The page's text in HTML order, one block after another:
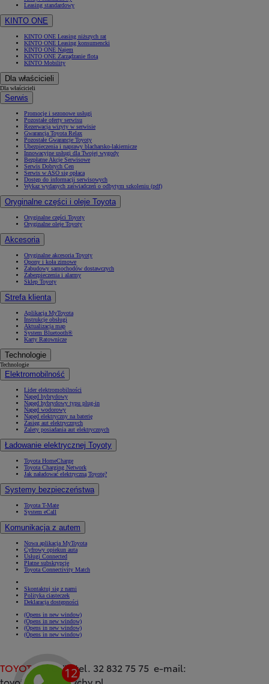
Leasing standardowy
KINTO ONE
KINTO ONE Leasing niższych rat
KINTO ONE Leasing konsumencki
KINTO ONE Najem
KINTO ONE Zarządzanie flotą
KINTO Mobility
Dla właścicieli
Dla właścicieli
Serwis
Promocje i sezonowe usługi
Pozostałe oferty serwisu
Rezerwacja wizyty w serwisie
Gwarancja Toyota Relax
Pozostałe Gwarancje Toyoty
Ubezpieczenia i naprawy blacharsko-lakiernicze
Innowacyjne usługi dla Twojej wygody
Bezpłatne Akcje Serwisowe
Serwis Dobrych Cen
Serwis w ASO się opłaca
Dostęp do informacji serwisowych
Wykaz wydanych zaświadczeń o odbytym szkoleniu (pdf)
Oryginalne części i oleje Toyota
Oryginalne części Toyoty
Oryginalne oleje Toyoty
Akcesoria
Oryginalne akcesoria Toyoty
Opony i koła zimowe
Zabudowy samochodów dostawczych
Zabezpieczenia i alarmy
Sklep Toyoty
Strefa klienta
Aplikacja MyToyota
Instrukcje obsługi
Aktualizacja map
System Bluetooth®
Karty Ratownicze
Technologie
Technologie
Elektromobilność
Lider elektromobilności
Napęd hybrydowy
Napęd hybrydowy typu plug-in
Napęd wodorowy
Napęd elektryczny na baterię
Zasięg aut elektrycznych
Zalety posiadania aut elektrycznych
Ładowanie elektrycznej Toyoty
Toyota HomeCharge
Toyota Charging Network
Jak naładować elektryczną Toyotę?
Systemy bezpieczeństwa
Toyota T-Mate
System eCall
Komunikacja z autem
Nowa aplikacja MyToyota
Cyfrowy opiekun auta
Usługi Connected
Płatne subskrypcje
Toyota Connectivity Match
Skontaktuj się z nami
Polityka ciasteczek
Deklaracja dostępności
(Opens in new window)
(Opens in new window)
(Opens in new window)
(Opens in new window)
TOYOTATYCHY tel. 32 832 75 75 e-mail:
toyota@toyotatychy.pl